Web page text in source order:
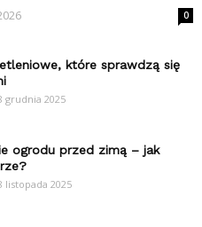
0
które sprawdzą się
grudnia 2025
ogrodu przed zimą – jak
listopada 2025